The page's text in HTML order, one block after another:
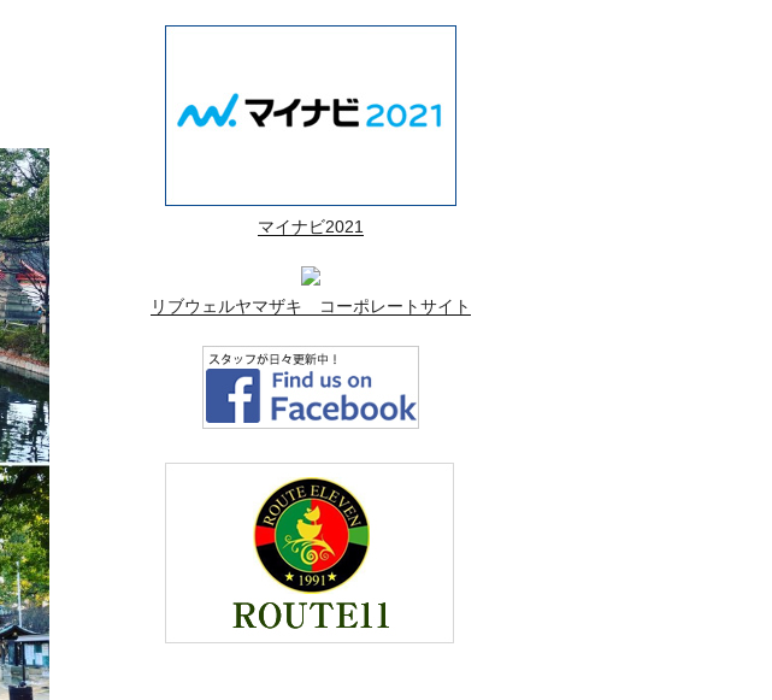
マイナビ2021
リブウェルヤマザキ コーポレートサイト